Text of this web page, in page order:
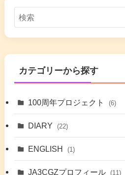
カテゴリーから探す
100周年プロジェクト (6)
DIARY (22)
ENGLISH (1)
JA3CGZプロフィール (11)